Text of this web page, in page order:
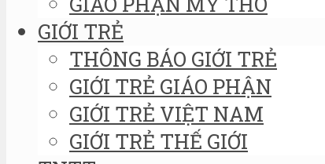
GIỚI TRẺ
THÔNG BÁO GIỚI TRẺ
GIỚI TRẺ GIÁO PHẬN
GIỚI TRẺ VIỆT NAM
GIỚI TRẺ THẾ GIỚI